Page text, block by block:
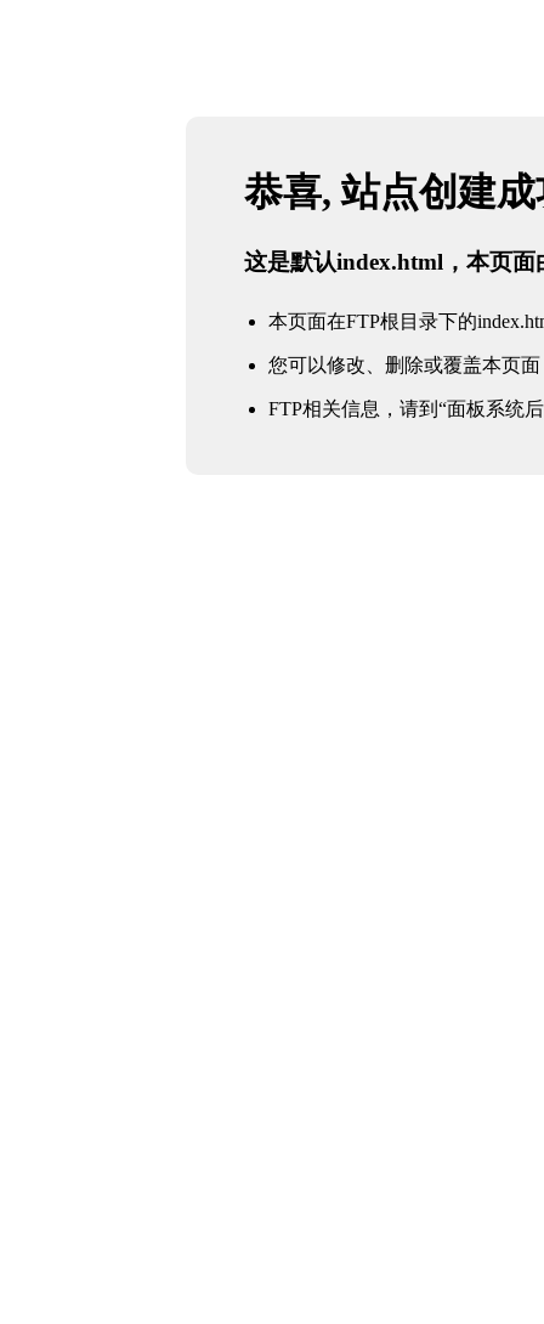
恭喜, 站点创建
这是默认index.html，本页面
本页面在FTP根目录下的
您可以修改、删除或覆盖本页面
FTP相关信息，请到“面板系统